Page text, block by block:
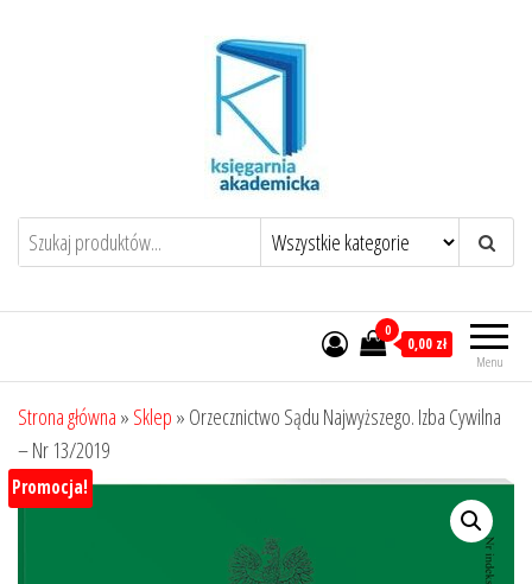
Menu
0
0,00 zł
Strona główna » Sklep » Orzecznictwo Sądu Najwyższego. Izba Cywilna
– Nr 13/2019
Promocja!